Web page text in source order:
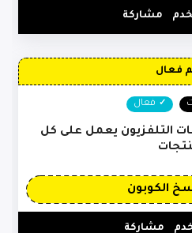
مشاركة
فعال
فعال
التلفزيون يعمل على كل
الكوبون
مشاركة